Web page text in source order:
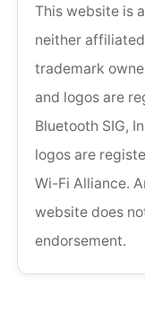
This website is
neither
trademark
and logos are
Bluetooth SIG,
logos are
Wi-Fi Alliance.
website does
endorsement.